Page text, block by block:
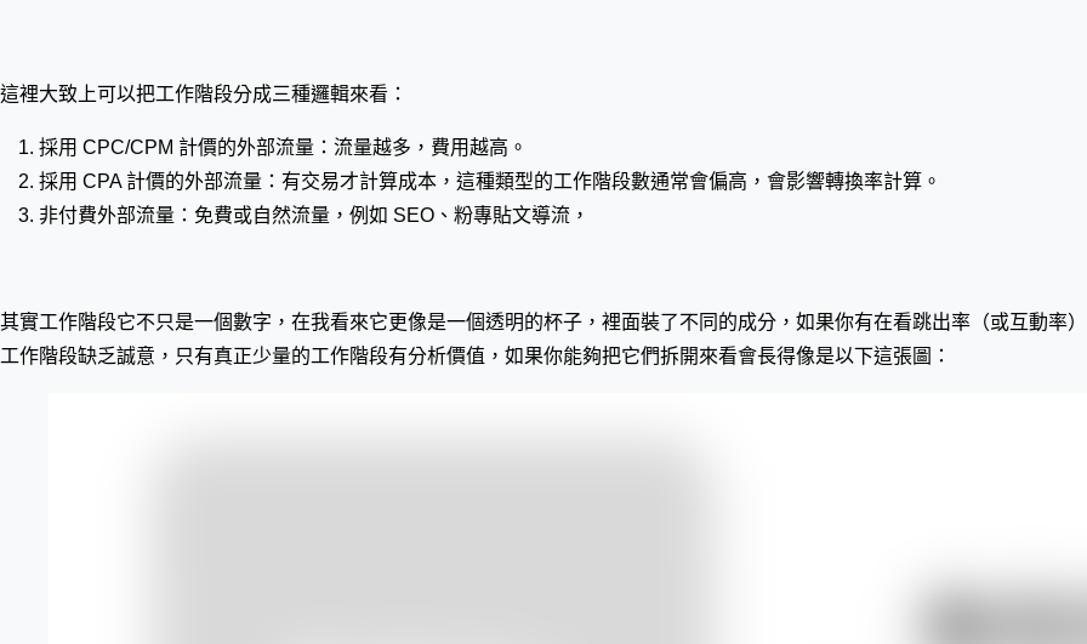
這裡大致上可以把工作階段分成三種邏輯來看：
採用 CPC/CPM 計價的外部流量：流量越多，費用越高。
採用 CPA 計價的外部流量：有交易才計算成本，這種類型的工作階段數通常會偏高，會影響轉換率計算。
非付費外部流量：免費或自然流量，例如 SEO、粉專貼文導流，
其實工作階段它不只是一個數字，在我看來它更像是一個透明的杯子，裡面裝了不同的成分，如果你有在看跳出率（或互動率
工作階段缺乏誠意，只有真正少量的工作階段有分析價值，如果你能夠把它們拆開來看會長得像是以下這張圖：